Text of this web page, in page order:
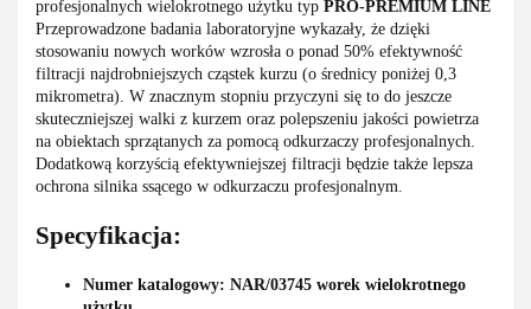
profesjonalnych wielokrotnego użytku typ PRO-PREMIUM LINE
Przeprowadzone badania laboratoryjne wykazały, że dzięki
stosowaniu nowych worków wzrosła o ponad 50% efektywność
filtracji najdrobniejszych cząstek kurzu (o średnicy poniżej 0,3
mikrometra). W znacznym stopniu przyczyni się to do jeszcze
skuteczniejszej walki z kurzem oraz polepszeniu jakości powietrza
na obiektach sprzątanych za pomocą odkurzaczy profesjonalnych.
Dodatkową korzyścią efektywniejszej filtracji będzie także lepsza
ochrona silnika ssącego w odkurzaczu profesjonalnym.
Specyfikacja:
Numer katalogowy: NAR/03745 worek wielokrotnego